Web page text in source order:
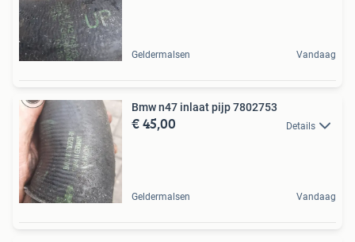
Geldermalsen Vandaag
Bmw n47 inlaat pijp 7802753
€ 45,00 Details
Geldermalsen Vandaag